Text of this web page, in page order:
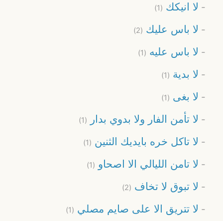
لا انيكك (1)
لا باس عليك (2)
لا باس عليه (1)
لا بدية (1)
لا بغى (1)
لا تأمن الفار ولا بدوي بدار (1)
لا تاكل خره بايديك الثنين (1)
لا تامن الليالي الا اصحاو (1)
لا تبوق لا تخاف (2)
لا تتريق الا على صايم مصلي (1)